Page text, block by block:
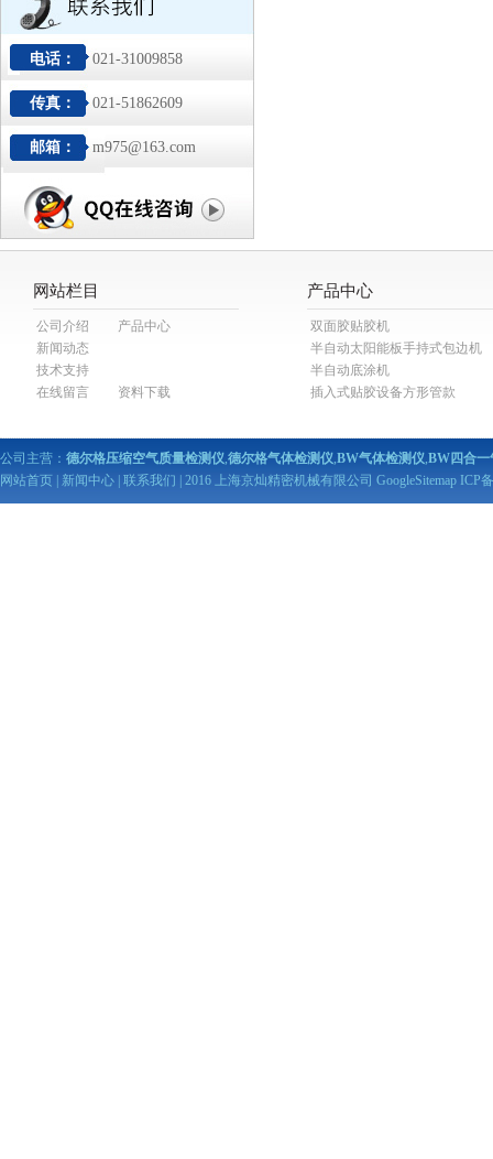
电话： 021-31009858
传真： 021-51862609
邮箱： m975@163.com
网站栏目
公司介绍
产品中心
新闻动态
技术支持
在线留言
资料下载
产品中心
双面胶贴胶机
半自动太阳能板手持式包边机
半自动底涂机
插入式贴胶设备方形管款
公司主营： 德尔格压缩空气质量检测仪,德尔格气体检测仪,BW气体检测仪,BW四合一
网站首页
新闻中心 联系我们 | 2016 上海京灿精密机械有限公司 GoogleSitemap ICP